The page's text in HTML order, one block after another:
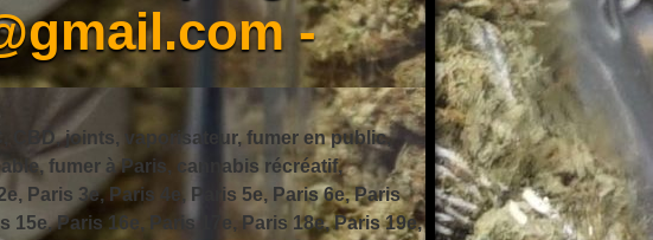
-
CBD, joints, vaporisateur, fumer en public,
fumer à Paris, cannabis récréatif,
Paris 3e, Paris 4e, Paris 5e, Paris 6e, Paris
15e, Paris 16e, Paris 17e, Paris 18e, Paris 19e,